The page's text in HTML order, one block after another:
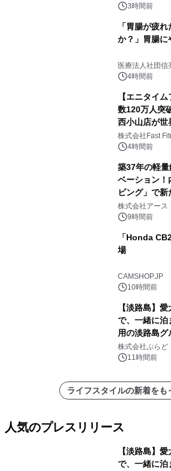
3時間前
「胃腸が疲
か？」胃腸に
医療法人社団
4時間前
【エニタイ
数120万人突
西小山店が世
株式会社Fast
4時間前
築37年の軽
ベーション！
ビング」で
事例を株式会
株式会社アース
9時間前
「Honda
場
CAMSHOP.JP
10時間前
【淡路島】
で、一緒に泊
用の淡路島グ
プール グラ
スの2施設で
株式会社ぷらど
11時間前
ライフスタイルの新着をも
人気のプレスリリース
【淡路島】
で、一緒に泊